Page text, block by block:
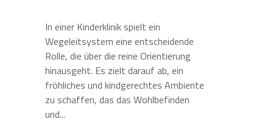
In einer Kinderklinik spielt ein
Wegeleitsystem eine entscheidende
Rolle, die über die reine Orientierung
hinausgeht. Es zielt darauf ab, ein
fröhliches und kindgerechtes Ambiente
zu schaffen, das das Wohlbefinden
und